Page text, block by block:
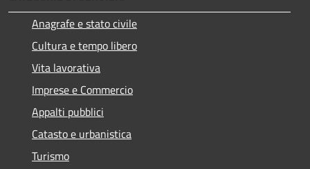
Anagrafe e stato civile
Cultura e tempo libero
Vita lavorativa
Imprese e Commercio
Appalti pubblici
Catasto e urbanistica
Turismo